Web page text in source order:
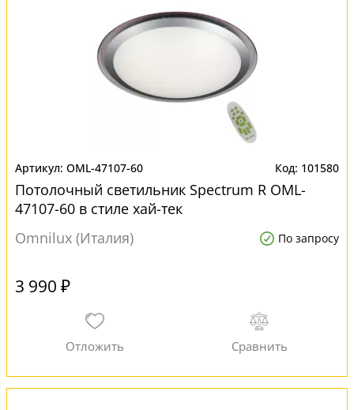
OML-47107-60 101580
Потолочный светильник Spectrum R OML-
47107-60 в стиле хай-тек
Omnilux (Италия)
По запросу
3 990 ₽